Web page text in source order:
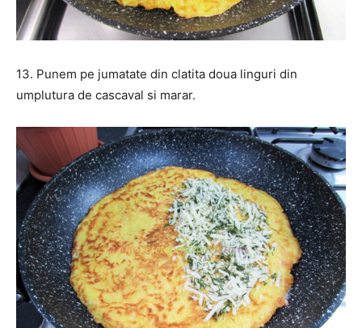
13. Punem pe jumatate din clatita doua linguri din
umplutura de cascaval si marar.